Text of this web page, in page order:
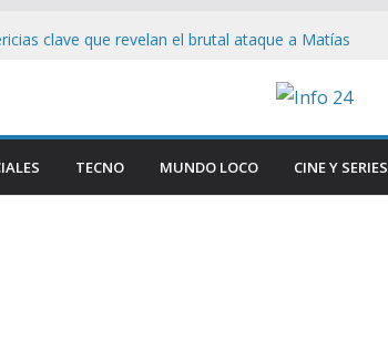
clave que revelan el brutal ataque a Matías
y fuera de si : Milei aterriza en Cali tras duros
en el Congreso: Periodistas y manifestantes
operativo de seguridad en Buenos Aires
TECNO MUNDO LOCO CINE Y SERIES